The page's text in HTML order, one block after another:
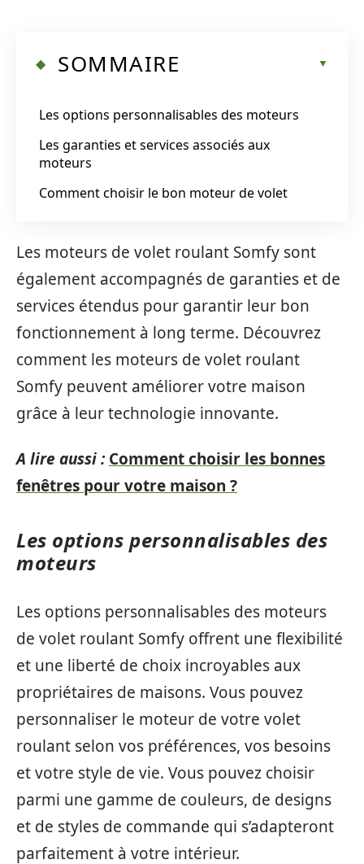
SOMMAIRE
Les options personnalisables des moteurs
Les garanties et services associés aux
moteurs
Comment choisir le bon moteur de volet
Les moteurs de volet roulant Somfy sont
également accompagnés de garanties et de
services étendus pour garantir leur bon
fonctionnement à long terme. Découvrez
comment les moteurs de volet roulant
Somfy peuvent améliorer votre maison
grâce à leur technologie innovante.
A lire aussi : Comment choisir les bonnes
fenêtres pour votre maison ?
Les options personnalisables des
moteurs
Les options personnalisables des moteurs
de volet roulant Somfy offrent une flexibilité
et une liberté de choix incroyables aux
propriétaires de maisons. Vous pouvez
personnaliser le moteur de votre volet
roulant selon vos préférences, vos besoins
et votre style de vie. Vous pouvez choisir
parmi une gamme de couleurs, de designs
et de styles de commande qui s’adapteront
parfaitement à votre intérieur.